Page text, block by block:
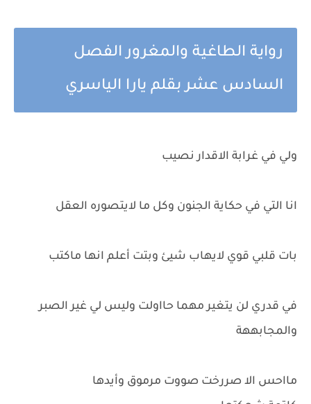
رواية الطاغية والمغرور الفصل
السادس عشر بقلم يارا الياسري
ولي في غرابة الاقدار نصيب
انا التي في حكاية الجنون وكل ما لايتصوره العقل
بات قلبي قوي لايهاب شيئ وبتت أعلم انها ماكتب
في قدري لن يتغير مهما حااولت وليس لي غير الصبر
والمجابههة
مااحس الا صررخت صووت مرموق وأيدها